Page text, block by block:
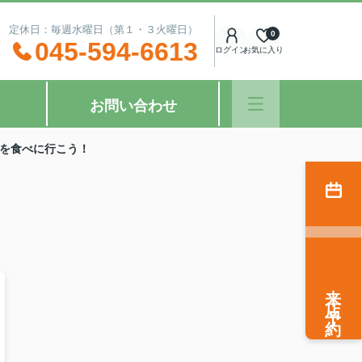
休日：毎週水曜日（第１・３火曜日）
045-594-6613 ログインお気に入り
0
お問い合わせ
食べに行こう！
来店予約